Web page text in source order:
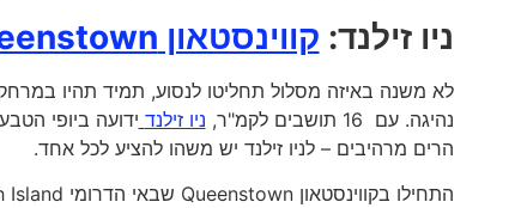
ניו זילנד: קווינסטאון Queenstown
נהיגה. עם 16 תושבים לקמ"ר,
ניו זילנד ידועה ביופי
הרים מרהיבים – לניו זילנד יש משהו להציע לכל אחד.
התחילו בקווינסטאון Queenstown שבאי הדרומי South Island וצאו צפונה כדי להגיע ל